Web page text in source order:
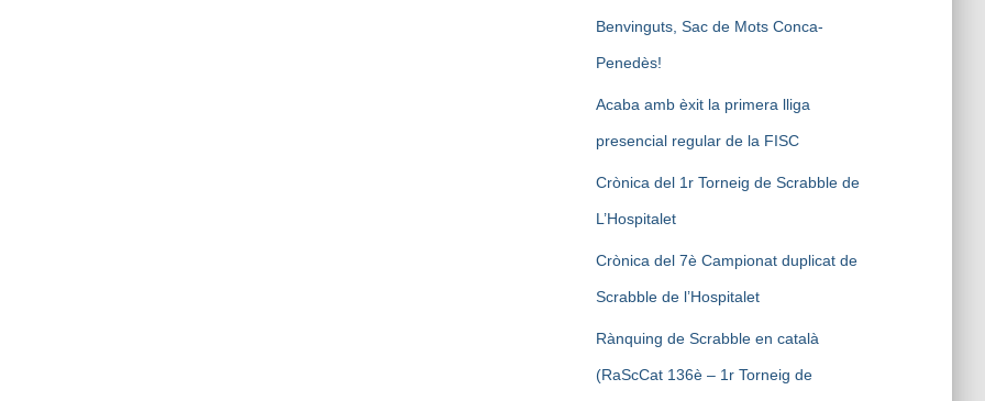
Benvinguts, Sac de Mots Conca-
Penedès!
Acaba amb èxit la primera lliga
presencial regular de la FISC
Crònica del 1r Torneig de Scrabble de
L’Hospitalet
Crònica del 7è Campionat duplicat de
Scrabble de l’Hospitalet
Rànquing de Scrabble en català
(RaScCat 136è – 1r Torneig de